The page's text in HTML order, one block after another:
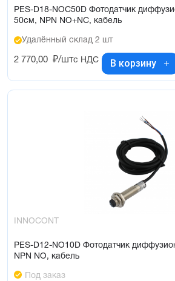
PES-D18-NOC50D Фотодатчик
50см, NPN NO+NC, кабель
Удалённый склад 2 шт
2 770,00 ₽/штс НДС В корзину
INNOCONT
PES-D12-NO10D Фотодатчик
NPN NO, кабель
Под заказ